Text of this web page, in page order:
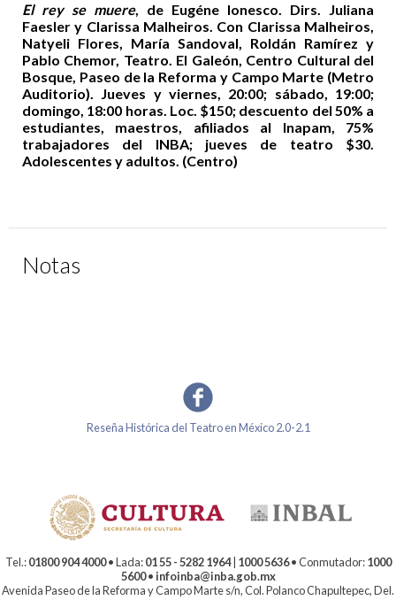
El rey se muere, de Eugéne Ionesco. Dirs. Juliana
Faesler y Clarissa Malheiros. Con Clarissa Malheiros,
Natyeli Flores, María Sandoval, Roldán Ramírez y
Pablo Chemor, Teatro. El Galeón, Centro Cultural del
Bosque, Paseo de la Reforma y Campo Marte (Metro
Auditorio). Jueves y viernes, 20:00; sábado, 19:00;
domingo, 18:00 horas. Loc. $150; descuento del 50% a
estudiantes, maestros, afiliados al Inapam, 75%
trabajadores del INBA; jueves de teatro $30.
Adolescentes y adultos. (Centro)
Notas
Reseña Histórica del Teatro en México 2.0-2.1
Tel.:01800 904 4000• Lada:01 55 - 5282 1964| 1000 5636• Conmutador:1000
5600•infoinba@inba.gob.mx
Avenida Paseo de la Reforma y Campo Marte s/n, Col. Polanco Chapultepec, Del.